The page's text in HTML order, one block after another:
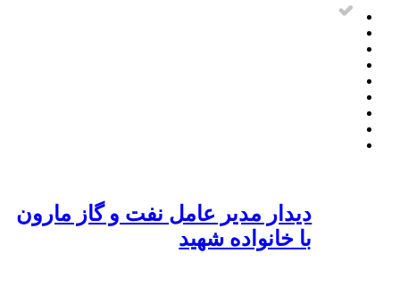
دیدار مدیر عامل نفت و گاز مارون
با خانواده شهید